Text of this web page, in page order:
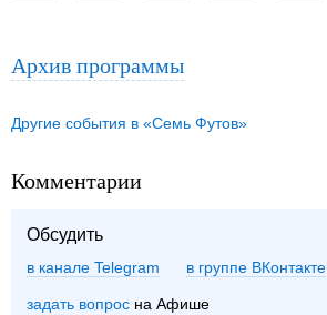
Архив программы
Другие события в «Семь Футов»
Комментарии
Обсудить
в канале Telegram группе ВКонтакте
задать вопрос на Афише